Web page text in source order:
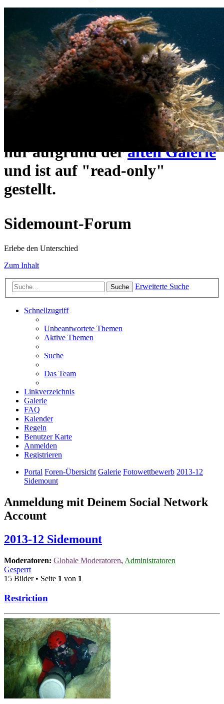
Das Sidemount-Forum ist auf
ein neues Forensystem
umgezogen und wie gewohnt
unterhttps://www.sidemount-
forum.com
erreichbar.
Das alte Forum hier existiert
nur aufgrund deralten Galerie
und ist auf "read-only"
gestellt.
Sidemount-Forum
Erlebe den Unterschied
Zum Inhalt
Suche Erweiterte Suche
Schnellzugriff
Unbeantwortete Themen
Aktive Themen
Suche
Das Team
Linkverzeichnis
Galerie
FAQ
Kalender
Regeln
Benutzer Karte
Anmelden
Registrieren
Portal Foren-Übersicht Galerie Fotowettbewerb 2013-12
Sidemount
Anmeldung mit Deinem Social Network
Account
2013-12 Sidemount
Moderatoren: Globale Moderatoren, Administratoren
Gesperrt
15 Bilder • Seite 1 von 1
Restriction